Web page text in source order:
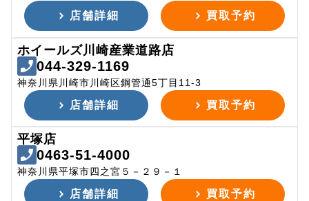
店舗詳細 買取予約
ホイールズ川崎産業道路店
044-329-1169
神奈川県川崎市川崎区鋼管通5丁目11-3
店舗詳細 買取予約
平塚店
0463-51-4000
神奈川県平塚市四之宮５－２９－１
店舗詳細 買取予約